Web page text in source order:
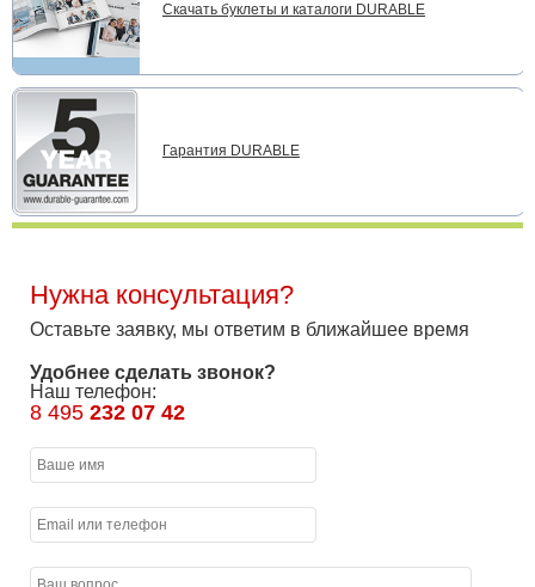
Скачать буклеты и каталоги DURABLE
Гарантия DURABLE
Нужна консультация?
Оставьте заявку, мы ответим в ближайшее время
Удобнее сделать звонок?
Наш телефон:
8 495 232 07 42